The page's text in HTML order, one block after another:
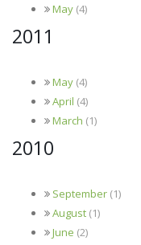
May (4)
2011
May (4)
April (4)
March (1)
2010
September (1)
August (1)
June (2)